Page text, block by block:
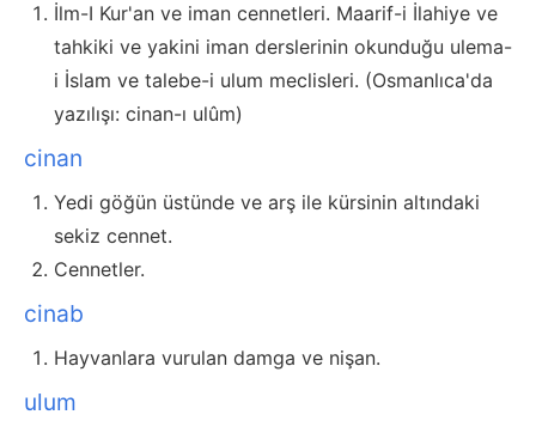
İlm-I Kur'an ve iman cennetleri. Maarif-i İlahiye ve
tahkiki ve yakini iman derslerinin okunduğu ulema-
i İslam ve talebe-i ulum meclisleri. (Osmanlıca'da
yazılışı: cinan-ı ulûm)
cinan
Yedi göğün üstünde ve arş ile kürsinin altındaki
sekiz cennet.
Cennetler.
cinab
Hayvanlara vurulan damga ve nişan.
ulum